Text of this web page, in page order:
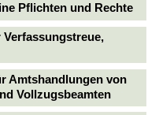
Pflichten und Rechte
Amtshandlungen von
Vollzugsbeamten